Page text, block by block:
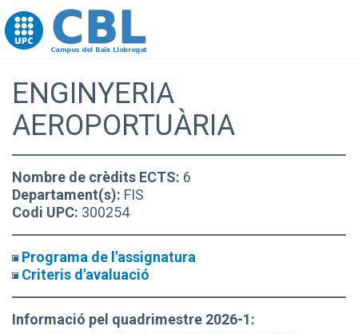
Go to upc.edu
ENGINYERIA
AEROPORTUÀRIA
Nombre de crèdits ECTS: 6
Departament(s): FIS
Codi UPC: 300254
Programa de l'assignatura
Criteris d'avaluació
Informació pel quadrimestre 2026-1: